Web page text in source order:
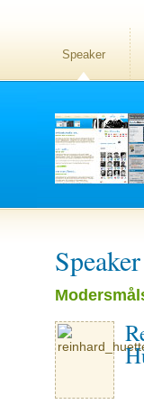
Speaker
Speaker